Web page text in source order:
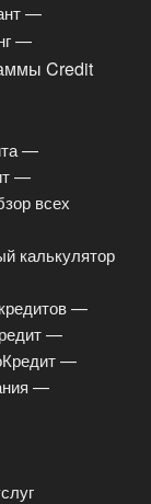
—
—
Credit
—
—
всех
калькулятор
—
—
—
—